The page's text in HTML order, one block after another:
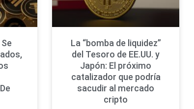
La “bomba de liquidez”
del Tesoro de EE.UU. y
Japón: El próximo
catalizador que podría
sacudir al mercado
cripto